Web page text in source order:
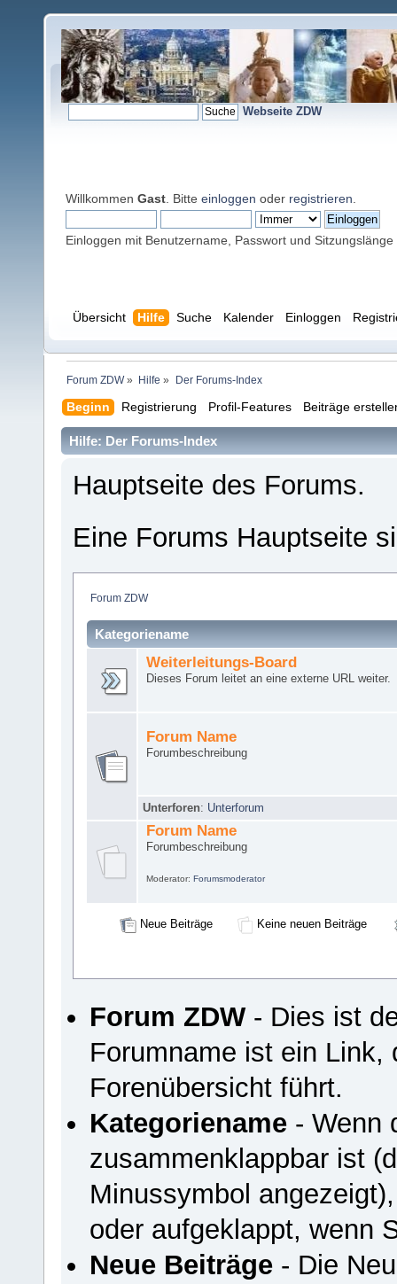
Webseite ZDW
Willkommen Gast . Bitte einloggen oder registrieren
Einloggen mit Benutzername, Passwort und Sitzungslänge
Übersicht Hilfe Suche Kalender Einloggen
Forum ZDW» Hilfe » Der Forums-Index
Beginn Registrierung Profil-Features Beiträge
Hilfe: Der Forums-Index
Hauptseite des Forums.
Eine Forums Hauptseite
Forum ZDW
Kategoriename
Weiterleitungs-Board
Dieses Forum leitet an eine externe URL weiter.
Forum Name
Forumbeschreibung
Unterforen: Unterforum
Forum Name
Forumbeschreibung
Moderator: Forumsmoderator
Neue Beiträge Keine neuen Beiträge
Forum ZDW- Dies ist
Forumname ist ein Link,
Forenübersicht führt.
Kategoriename- Wenn
zusammenklappbar ist
Minussymbol
oder aufgeklappt, wenn
Neue Beiträge- Die